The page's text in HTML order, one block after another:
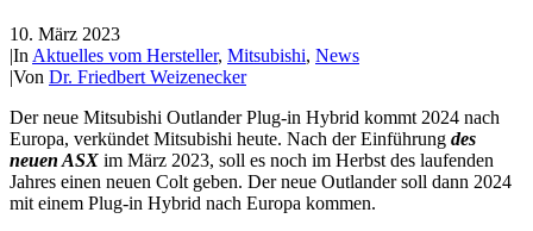
10. März 2023
|In Aktuelles vom Hersteller, Mitsubishi, News
|Von Dr. Friedbert Weizenecker
Der neue Mitsubishi Outlander Plug-in Hybrid kommt 2024 nach
Europa, verkündet Mitsubishi heute. Nach der Einführung des
neuen ASX im März 2023, soll es noch im Herbst des laufenden
Jahres einen neuen Colt geben. Der neue Outlander soll dann 2024
mit einem Plug-in Hybrid nach Europa kommen.